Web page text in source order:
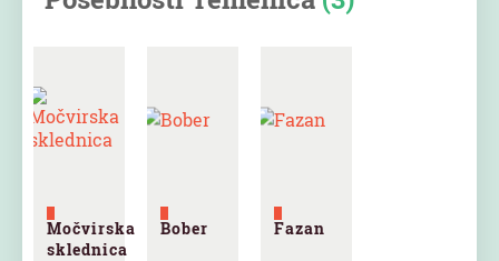
Močvirska
sklednica
Bober Fazan